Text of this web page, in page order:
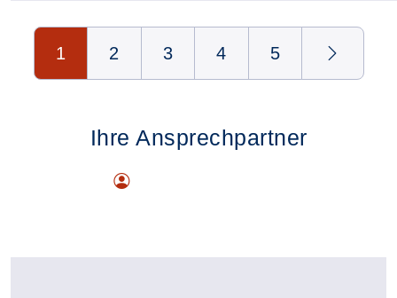
1 2 3 4 5
Ihre Ansprechpartner